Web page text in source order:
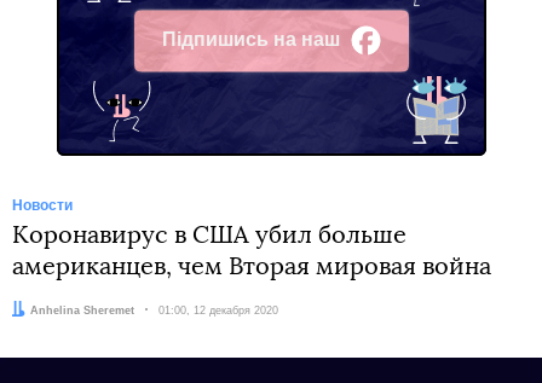
Підпишись на наш
Facebook
Новости
Коронавирус в США убил больше
американцев, чем Вторая мировая война
Автор:
Anhelina Sheremet Дата:
01:00, 12 декабря 2020